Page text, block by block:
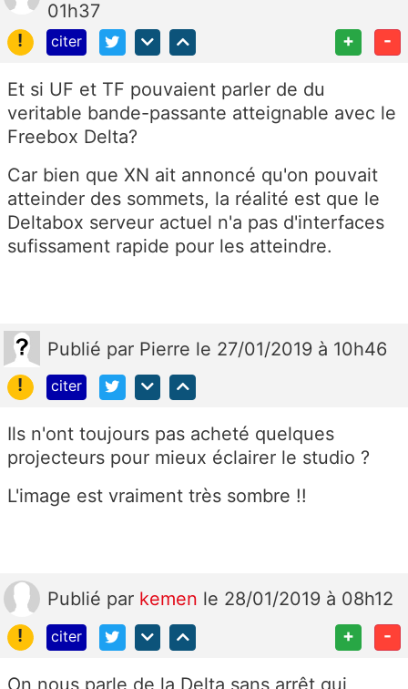
01h37
!
citer + -
Et si UF et TF pouvaient parler de du
veritable bande-passante atteignable avec le
Freebox Delta?
Car bien que XN ait annoncé qu'on pouvait
atteinder des sommets, la réalité est que le
Deltabox serveur actuel n'a pas d'interfaces
sufissament rapide pour les atteindre.
Publié par Pierre le 27/01/2019 à 10h46
!
citer
Ils n'ont toujours pas acheté quelques
projecteurs pour mieux éclairer le studio ?
L'image est vraiment très sombre !!
Publié par kemen le 28/01/2019 à 08h12
!
citer + -
On nous parle de la Delta sans arrêt qui